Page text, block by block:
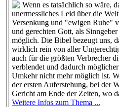
Wenn es tatsächlich so wäre,
unermessliches Leid über die
Versenkung und "ewigen Ruhe"
und gerechten Gott, als
möglich. Die Bibel bezeugt uns,
wirklich rein von aller
auch für die größten Verbrecher
verblendet und dadurch
Umkehr nicht mehr möglich ist.
der ersten Auferstehung, bei der
Gericht am Ende der Zeiten, wo
Weitere Infos zum Thema ...